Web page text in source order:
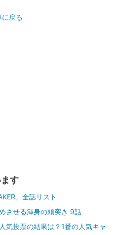
に戻る
す
」全話リスト
させる渾身の頭突き 9話
気投票の結果は？1番の人気キャ